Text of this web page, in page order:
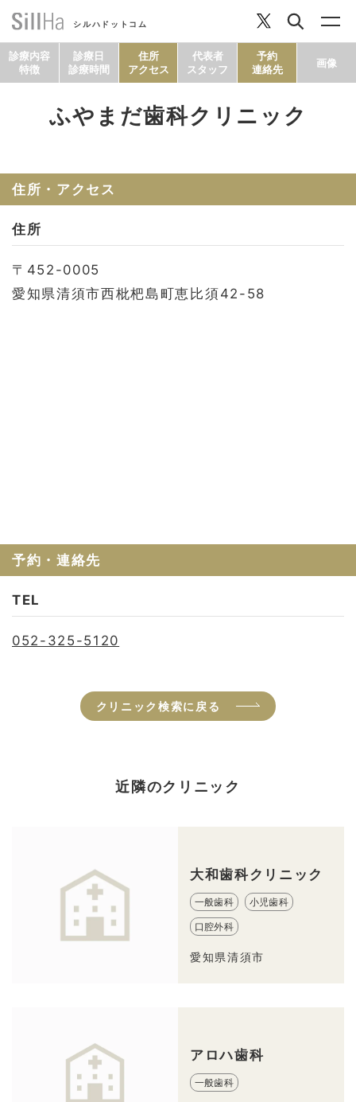
シルハドットコム
診療内容
特徴
診療日
診療時間
住所
アクセス
代表者
スタッフ
予約
連絡先
画像
ふやまだ歯科クリニック
住所・アクセス
住所
〒452-0005
愛知県清須市西枇杷島町恵比須42-58
予約・連絡先
TEL
052-325-5120
クリニック検索に戻る
近隣のクリニック
大和歯科クリニック
一般歯科 小児歯科
口腔外科
愛知県清須市
アロハ歯科
一般歯科